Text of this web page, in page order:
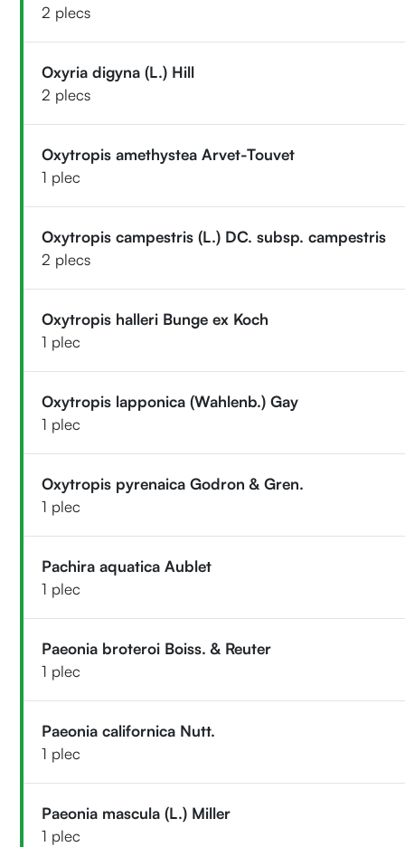
2 plecs
Oxyria digyna (L.) Hill
2 plecs
Oxytropis amethystea Arvet-Touvet
1 plec
Oxytropis campestris (L.) DC. subsp. campestris
2 plecs
Oxytropis halleri Bunge ex Koch
1 plec
Oxytropis lapponica (Wahlenb.) Gay
1 plec
Oxytropis pyrenaica Godron & Gren.
1 plec
Pachira aquatica Aublet
1 plec
Paeonia broteroi Boiss. & Reuter
1 plec
Paeonia californica Nutt.
1 plec
Paeonia mascula (L.) Miller
1 plec